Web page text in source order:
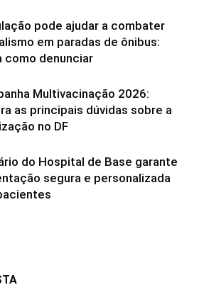
pode ajudar a combater
em paradas de ônibus:
como denunciar
Multivacinação 2026:
as principais dúvidas sobre a
no DF
do Hospital de Base garante
segura e personalizada